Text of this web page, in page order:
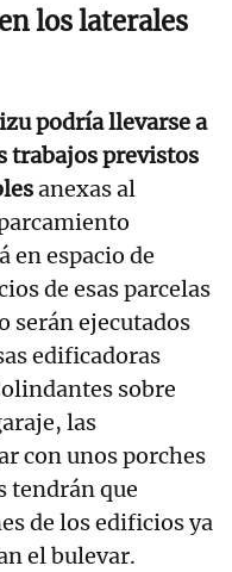
los laterales
podría llevarse a
trabajos previstos
anexas al
en espacio de
de esas parcelas
serán ejecutados
edificadoras
sobre
las
con unos porches
tendrán que
de los edificios ya
el bulevar.